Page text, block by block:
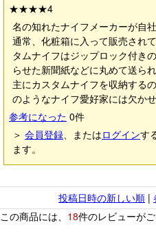
★★★★4
名の知れたナイフメーカーが自
通常、化粧箱に入って販売され
タムナイフはジップロック付き
らせた新聞紙などに丸めて送ら
主にカスタムナイフを収納する
のようなナイフ愛好家には欠か
参考になった 0件
＞ 会員登録、またはログインす
ます。
投稿日時の新しい順 |
この商品には、 18件のレビューがご